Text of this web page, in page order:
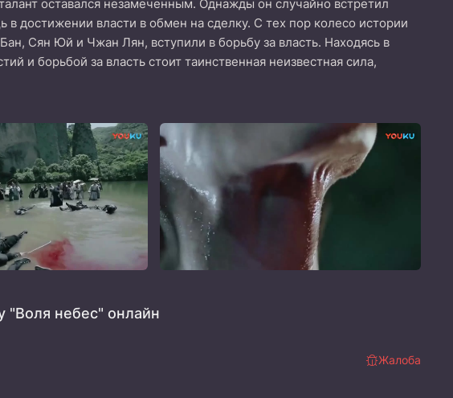
оставался незамеченным. Однажды он случайно встретил
достижении власти в обмен на сделку. С тех пор колесо истории
Сян Юй и Чжан Лян, вступили в борьбу за власть. Находясь в
и борьбой за власть стоит таинственная неизвестная сила,
"Воля небес" онлайн
Жалоба